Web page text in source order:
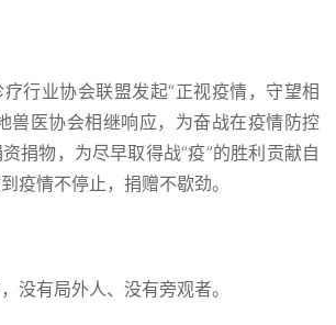
行业协会联盟发起“正视疫情，守望相
兽医协会相继响应，为奋战在疫情防控
捐物，为尽早取得战“疫”的胜利贡献自
疫情不停止，捐赠不歇劲。
没有局外人、没有旁观者。